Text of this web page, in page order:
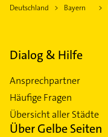
Deutschland Bayern
Dialog & Hilfe
Ansprechpartner
Häufige Fragen
Übersicht aller Städte
Über Gelbe Seiten